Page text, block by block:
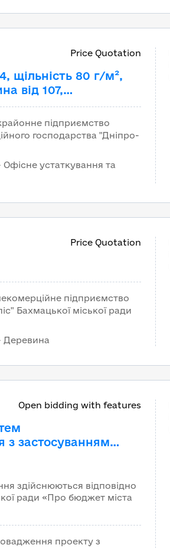
Price Quotation
щільність 80 г/м²,
від 107,
500 арк., білий
підприємство
господарства "Дніпро-
устаткування та
Price Quotation
підприємство
Бахмацької міської ради
Деревина
Open bidding with features
з застосуванням
«Урлівська 40»
Урлівська, 40
4 –
здійснюються відповідно
ради «Про бюджет міста
проекту з